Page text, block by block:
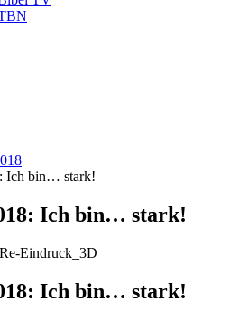
Ich bin… stark!
Ich bin… stark!
Ich bin… stark!